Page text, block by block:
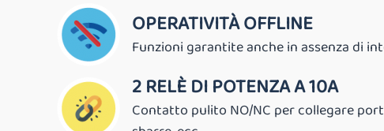
OPERATIVITÀ OFFLINE
Funzioni garantite anche in assenza di
2 RELÈ DI POTENZA A 10A
Contatto pulito NO/NC per collegare